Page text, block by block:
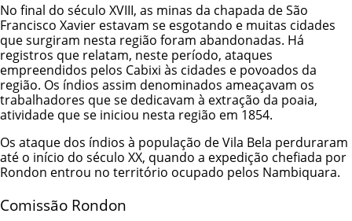
No final do século XVIII, as minas da chapada de São
Francisco Xavier estavam se esgotando e muitas cidades
que surgiram nesta região foram abandonadas. Há
registros que relatam, neste período, ataques
empreendidos pelos Cabixi às cidades e povoados da
região. Os índios assim denominados ameaçavam os
trabalhadores que se dedicavam à extração da poaia,
atividade que se iniciou nesta região em 1854.
Os ataque dos índios à população de Vila Bela perduraram
até o início do século XX, quando a expedição chefiada por
Rondon entrou no território ocupado pelos Nambiquara.
Comissão Rondon